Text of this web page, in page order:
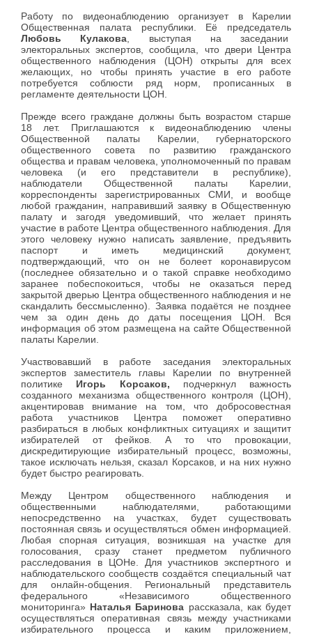
Работу по видеонаблюдению организует в Карелии
Общественная палата республики. Её председатель
Любовь Кулакова , выступая на заседании
электоральных экспертов, сообщила, что двери Центра
общественного наблюдения (ЦОН) открыты для всех
желающих, но чтобы принять участие в его работе
потребуется соблюсти ряд норм, прописанных в
регламенте деятельности ЦОН.
Прежде всего граждане должны быть возрастом старше
18 лет. Приглашаются к видеонаблюдению члены
Общественной палаты Карелии, губернаторского
общественного совета по развитию гражданского
общества и правам человека, уполномоченный по правам
человека (и его представители в республике),
наблюдатели Общественной палаты Карелии,
корреспонденты зарегистрированных СМИ, и вообще
любой гражданин, направивший заявку в Общественную
палату и загодя уведомивший, что желает принять
участие в работе Центра общественного наблюдения. Для
этого человеку нужно написать заявление, предъявить
паспорт и иметь медицинский документ,
подтверждающий, что он не болеет коронавирусом
(последнее обязательно и о такой справке необходимо
заранее побеспокоиться, чтобы не оказаться перед
закрытой дверью Центра общественного наблюдения и не
скандалить бессмысленно). Заявка подаётся не позднее
чем за один день до даты посещения ЦОН. Вся
информация об этом размещена на сайте Общественной
палаты Карелии.
Участвовавший в работе заседания электоральных
экспертов заместитель главы Карелии по внутренней
политике Игорь Корсаков, подчеркнул важность
созданного механизма общественного контроля (ЦОН),
акцентировав внимание на том, что добросовестная
работа участников Центра поможет оперативно
разбираться в любых конфликтных ситуациях и защитит
избирателей от фейков. А то что провокации,
дискредитирующие избирательный процесс, возможны,
такое исключать нельзя, сказал Корсаков, и на них нужно
будет быстро реагировать.
Между Центром общественного наблюдения и
общественными наблюдателями, работающими
непосредственно на участках, будет существовать
постоянная связь и осуществляться обмен информацией.
Любая спорная ситуация, возникшая на участке для
голосования, сразу станет предметом публичного
расследования в ЦОНе. Для участников экспертного и
наблюдательского сообществ создаётся специальный чат
для онлайн-общения. Региональный представитель
федерального «Независимого общественного
мониторинга» Наталья Баринова рассказала, как будет
осуществляться оперативная связь между участниками
избирательного процесса и каким приложением,